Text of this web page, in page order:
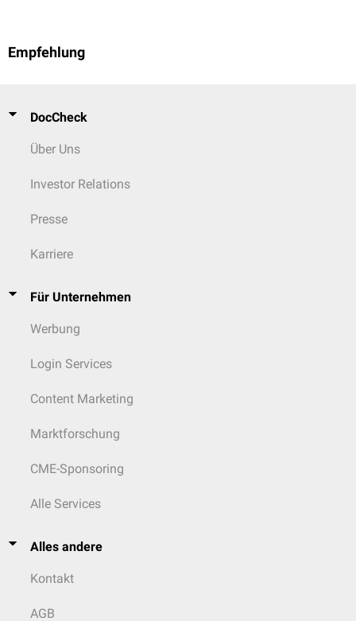
Empfehlung
DocCheck
Über Uns
Investor Relations
Presse
Karriere
Für Unternehmen
Werbung
Login Services
Content Marketing
Marktforschung
CME-Sponsoring
Alle Services
Alles andere
Kontakt
AGB